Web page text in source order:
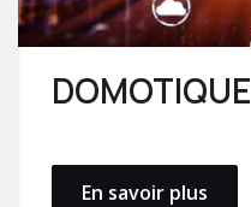
DOMOTIQUE
En savoir plus